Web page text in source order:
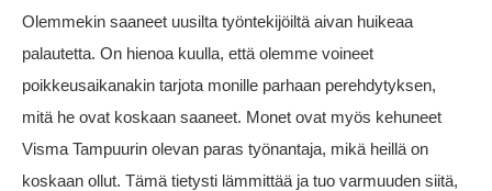
Olemmekin saaneet uusilta työntekijöiltä aivan huikeaa
palautetta. On hienoa kuulla, että olemme voineet
poikkeusaikanakin tarjota monille parhaan perehdytyksen,
mitä he ovat koskaan saaneet. Monet ovat myös kehuneet
Visma Tampuurin olevan paras työnantaja, mikä heillä on
koskaan ollut. Tämä tietysti lämmittää ja tuo varmuuden siitä,